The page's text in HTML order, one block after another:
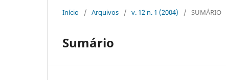
Início / Arquivos / v. 12 n. 1 (2004) / SUMÁRIO
Sumário